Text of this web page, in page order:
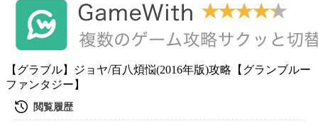
【グラブル】ジョヤ/百八煩悩(2016年版)攻略【グランブルー
ファンタジー】